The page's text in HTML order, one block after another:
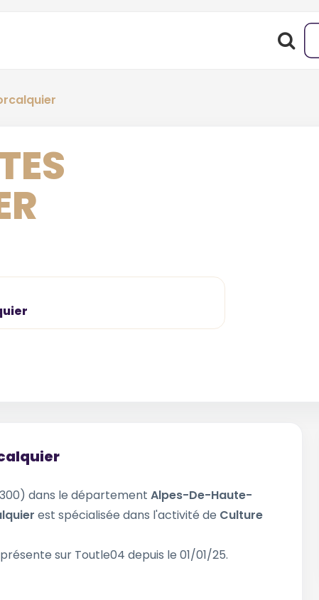
dans le département Alpes-De-Haute-
est spécialisée dans l'activité de Culture
sur Toutle04 depuis le 01/01/25.